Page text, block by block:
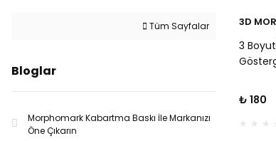
Tüm Sayfalar
Bloglar
Morphomark Kabartma Baskı İle Markanızı
Öne Çıkarın
3D
3
Kalıbı
Düğün
₺ 180